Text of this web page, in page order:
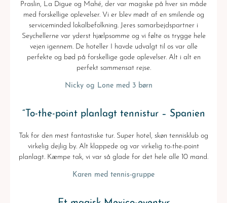
Praslin, La Digue og Mahé, der var magiske på hver sin måde
med forskellige oplevelser. Vi er blev mødt af en smilende og
serviceminded lokalbefolkning. Jeres samarbejdspartner i
Seychellerne var yderst hjælpsomme og vi følte os trygge hele
vejen igennem. De hoteller I havde udvalgt til os var alle
perfekte og bød på forskellige gode oplevelser. Alt i alt en
perfekt sammensat rejse.
Nicky og Lone med 3 børn
“To-the-point planlagt tennistur – Spanien
Tak for den mest fantastiske tur. Super hotel, skøn tennisklub og
virkelig dejlig by. Alt klappede og var virkelig to-the-point
planlagt. Kæmpe tak, vi var så glade for det hele alle 10 mand.
Karen med tennis-gruppe